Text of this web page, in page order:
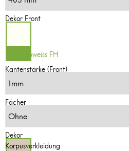
Dekor Front
0112 Topweiss FH
Kantenstärke (Front)
Fächer
Dekor
Korpusverkleidung